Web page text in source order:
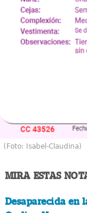
(Foto: Isabel-Claudina)
MIRA ESTAS
Desaparecida en